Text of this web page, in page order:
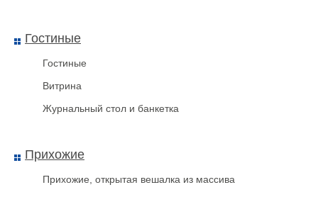
Гостиные
Гостиные
Витрина
Журнальный стол и банкетка
Прихожие
Прихожие, открытая вешалка из массива